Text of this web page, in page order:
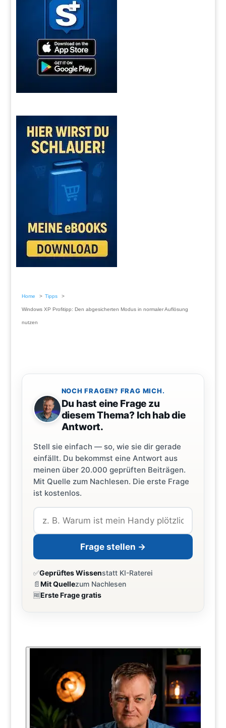
Home Tipps
Windows XP Profitipp: Den abgesicherten Modus in normaler Auflösung
nutzen
NOCH FRAGEN? FRAG MICH.
Du hast eine Frage zu
diesem Thema? Ich hab die
Antwort.
Stell sie einfach — so, wie sie dir gerade
einfällt. Du bekommst eine Antwort aus
meinen über 20.000 geprüften Beiträgen.
Mit Quelle zum Nachlesen. Die erste Frage
ist kostenlos.
Frage stellen →
✅Geprüftes Wissenstatt KI-Raterei
📄Mit Quellezum Nachlesen
🆓Erste Frage gratis